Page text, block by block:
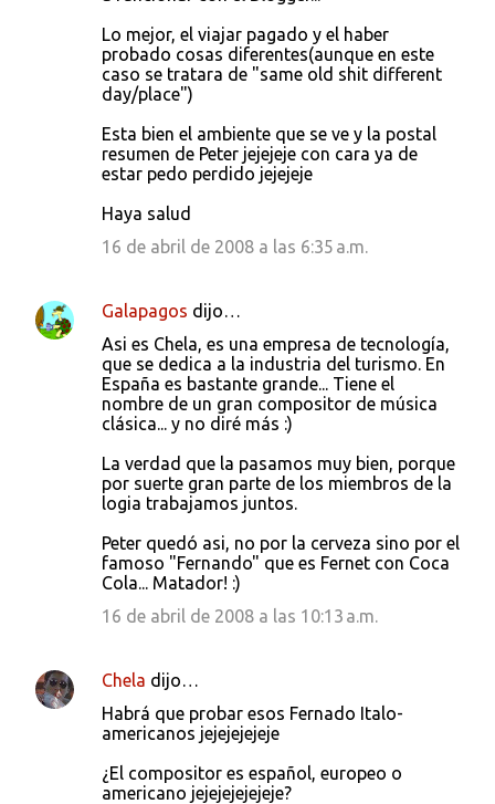
Lo mejor, el viajar pagado y el haber
probado cosas diferentes(aunque en este
caso se tratara de "same old shit different
day/place")
Esta bien el ambiente que se ve y la postal
resumen de Peter jejejeje con cara ya de
estar pedo perdido jejejeje
Haya salud
16 de abril de 2008 a las 6:35 a.m.
Galapagos dijo…
Asi es Chela, es una empresa de tecnología,
que se dedica a la industria del turismo. En
España es bastante grande... Tiene el
nombre de un gran compositor de música
clásica... y no diré más :)
La verdad que la pasamos muy bien, porque
por suerte gran parte de los miembros de la
logia trabajamos juntos.
Peter quedó asi, no por la cerveza sino por el
famoso "Fernando" que es Fernet con Coca
Cola... Matador! :)
16 de abril de 2008 a las 10:13 a.m.
Chela dijo…
Habrá que probar esos Fernado Italo-
americanos jejejejejeje
¿El compositor es español, europeo o
americano jejejejejejeje?